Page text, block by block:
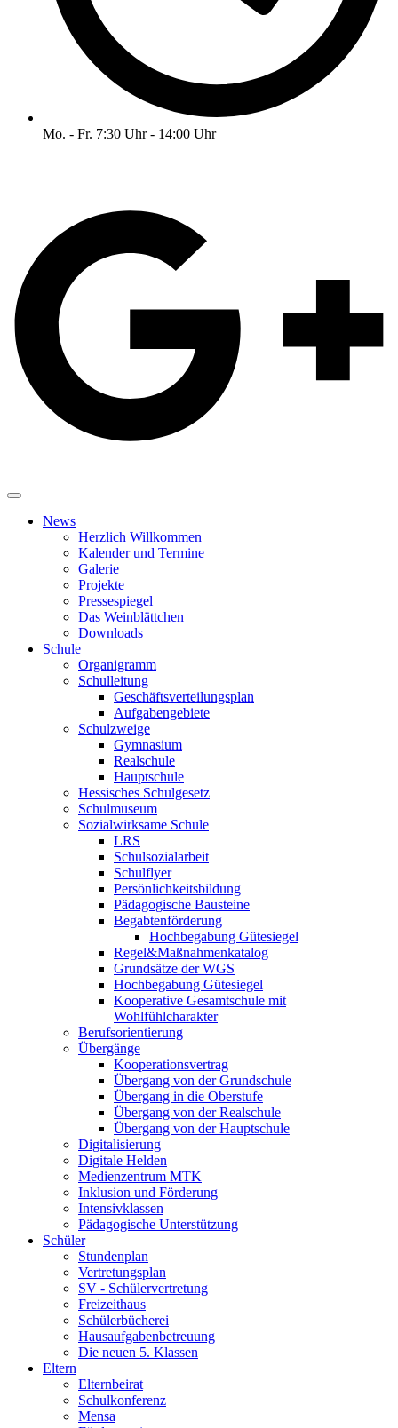
Mo. - Fr. 7:30 Uhr - 14:00 Uhr
News
Herzlich Willkommen
Kalender und Termine
Galerie
Projekte
Pressespiegel
Das Weinblättchen
Downloads
Schule
Organigramm
Schulleitung
Geschäftsverteilungsplan
Aufgabengebiete
Schulzweige
Gymnasium
Realschule
Hauptschule
Hessisches Schulgesetz
Schulmuseum
Sozialwirksame Schule
LRS
Schulsozialarbeit
Schulflyer
Persönlichkeitsbildung
Pädagogische Bausteine
Begabtenförderung
Hochbegabung Gütesiegel
Regel&Maßnahmenkatalog
Grundsätze der WGS
Hochbegabung Gütesiegel
Kooperative Gesamtschule mit
Wohlfühlcharakter
Berufsorientierung
Übergänge
Kooperationsvertrag
Übergang von der Grundschule
Übergang in die Oberstufe
Übergang von der Realschule
Übergang von der Hauptschule
Digitalisierung
Digitale Helden
Medienzentrum MTK
Inklusion und Förderung
Intensivklassen
Pädagogische Unterstützung
Schüler
Stundenplan
Vertretungsplan
SV - Schülervertretung
Freizeithaus
Schülerbücherei
Hausaufgabenbetreuung
Die neuen 5. Klassen
Eltern
Elternbeirat
Schulkonferenz
Mensa